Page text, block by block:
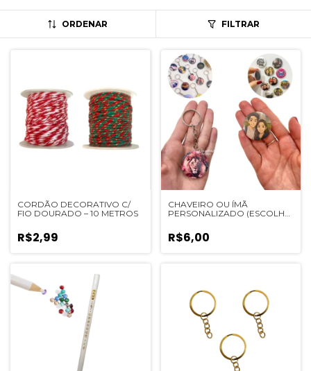
ORDENAR FILTRAR
CORDÃO DECORATIVO C/
FIO DOURADO – 10 METROS
R$2,99
CHAVEIRO OU ÍMÃ
PERSONALIZADO (ESCOLHA
R$6,00